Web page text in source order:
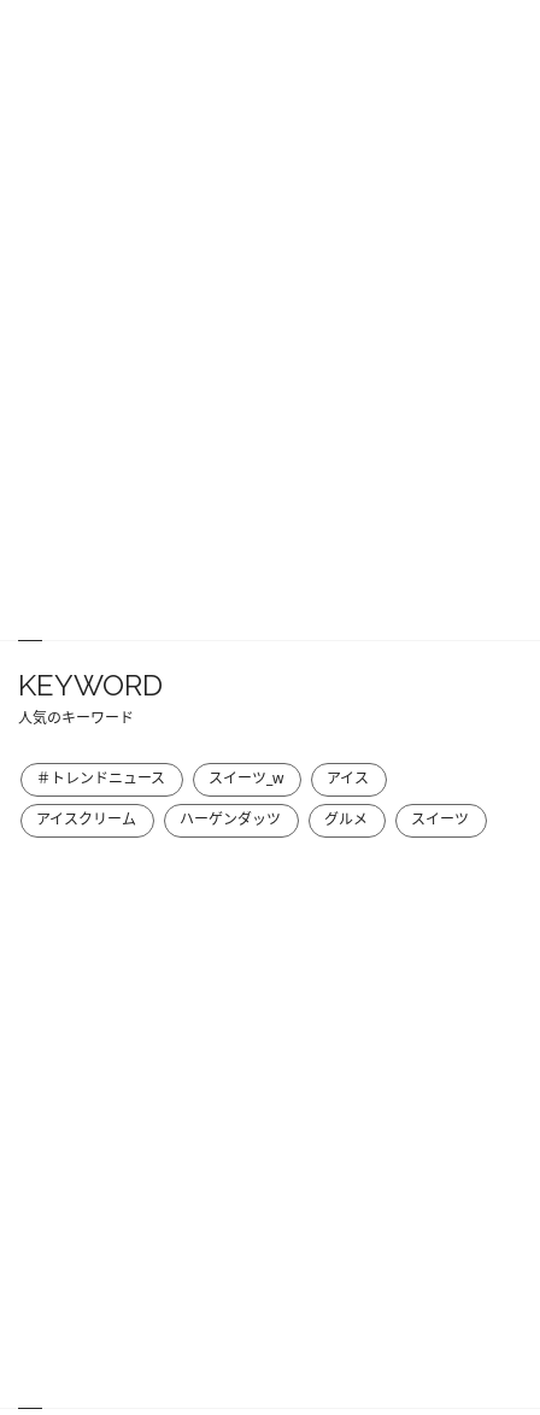
KEYWORD
人気のキーワード
＃トレンドニュース スイーツ_w
アイス
アイスクリーム
ハーゲンダッツ グルメ スイーツ